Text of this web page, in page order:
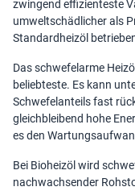
zwingend effizienteste
umweltschädlicher als
Standardheizöl
Das schwefelarme
beliebteste. Es kann
Schwefelanteils fast
gleichbleibend hohe
es den
Bei Bioheizöl wird
nachwachsender